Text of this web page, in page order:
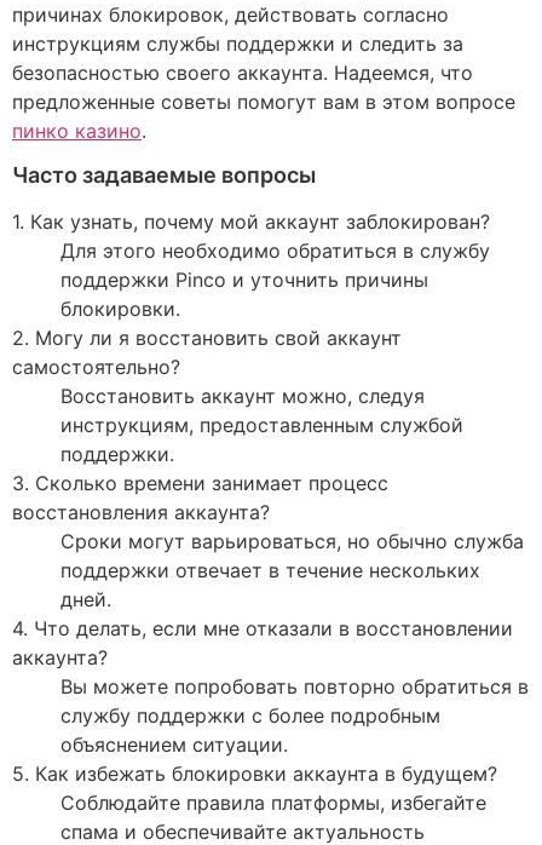
причинах блокировок, действовать согласно
инструкциям службы поддержки и следить за
безопасностью своего аккаунта. Надеемся, что
предложенные советы помогут вам в этом вопросе
пинко казино.
Часто задаваемые вопросы
1. Как узнать, почему мой аккаунт заблокирован?
Для этого необходимо обратиться в службу
поддержки Pinco и уточнить причины
блокировки.
2. Могу ли я восстановить свой аккаунт
самостоятельно?
Восстановить аккаунт можно, следуя
инструкциям, предоставленным службой
поддержки.
3. Сколько времени занимает процесс
восстановления аккаунта?
Сроки могут варьироваться, но обычно служба
поддержки отвечает в течение нескольких
дней.
4. Что делать, если мне отказали в восстановлении
аккаунта?
Вы можете попробовать повторно обратиться в
службу поддержки с более подробным
объяснением ситуации.
5. Как избежать блокировки аккаунта в будущем?
Соблюдайте правила платформы, избегайте
спама и обеспечивайте актуальность